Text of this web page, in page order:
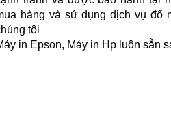
hàng và sử dụng dịch vụ đổ
tôi
in Epson, Máy in Hp luôn sẵn